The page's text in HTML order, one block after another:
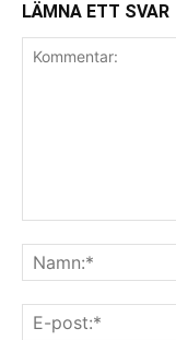
LÄMNA ETT SVAR